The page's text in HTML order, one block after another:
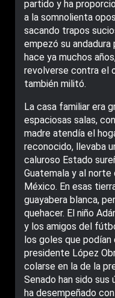
partido y ha
a la somnolienta
sacando trapos
empezó su
hace ya muchos
revolverse contra el
también militó.
La casa familiar era
espaciosas salas,
madre atendía el
reconocido, llevaba
caluroso Estado
Guatemala y al
México. En esas
guayabera blanca,
quehacer. El niño
y los amigos del
los goles que
presidente López
colarse en la de la
Senado han sido
ha desempeñado